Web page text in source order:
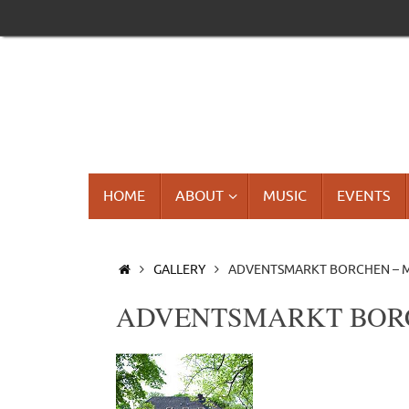
to
TO
CONTENT
HOME ABOUT MUSIC EVENTS
HOMEGALLERY ADVENTSMARKT BORCHEN –
ADVENTSMARKT